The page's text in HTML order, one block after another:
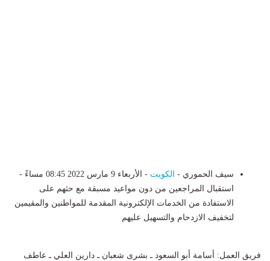
سيف الحموري - الكويت
- الأربعاء 9 مارس 2022 08:45 مساءً -
استقبال المراجعين من دون مواعيد مسبقة مع حثهم على
الاستفادة من الخدمات الإلكترونية المقدمة للمواطنين والمقيمين
لتخفيف الازدحام والتسهيل عليهم
فريق العمل: أسامة أبو السعود ـ بشرى شعبان ـ دارين العلي ـ عاطف